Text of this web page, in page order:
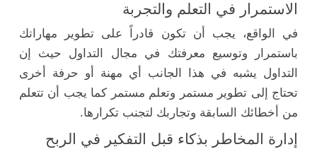
الاستمرار في التعلم والتجربة
في الواقع، يجب أن تكون قادراً على تطوير مهاراتك
باستمرار وتوسيع معرفتك في مجال التداول حيث إن
التداول يشبه في هذا الجانب أي مهنة أو حرفة أخرى
تحتاج إلى تطوير مستمر وتعلم مستمر كما يجب أن تتعلم
من أخطائك السابقة وتجاربك لتجنب تكرارها.
إدارة المخاطر بذكاء قبل التفكير في الربح